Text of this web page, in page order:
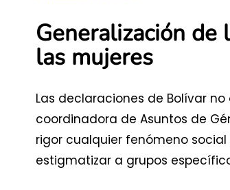
Generalización
las mujeres
Las declaraciones de Bolívar
coordinadora de Asuntos de
rigor cualquier fenómeno
estigmatizar a grupos